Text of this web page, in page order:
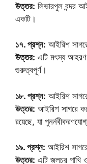
উত্তর: লিভারপুল বন্দর
একটি।
১৭. প্রশ্ন: আইরিশ
উত্তর: এটি মৎস্য আহরণ,
গুরুত্বপূর্ণ।
১৮. প্রশ্ন: আইরিশ
উত্তর: আইরিশ সাগরে
রয়েছে, যা
১৯. প্রশ্ন: আইরিশ
উত্তর: এটি জলচর পাখি